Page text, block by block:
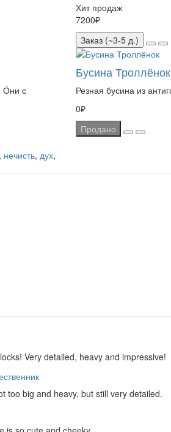
Хит продаж
7200₽
Заказ (~3-5 д.)
О́ни с
Бусина Троллёнок
Резная бусина из
0₽
Продано
, нечисть, дух,
Very detailed, heavy and impressive!
too big and heavy, but still very detailed.